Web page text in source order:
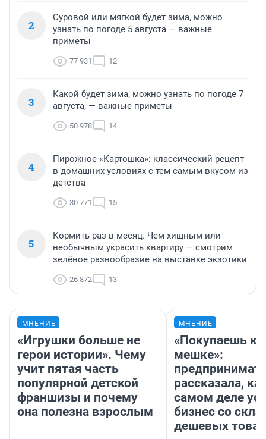
2
Суровой или мягкой будет зима, можно
узнать по погоде 5 августа — важные
приметы
77 931 12
3
Какой будет зима, можно узнать по погоде 7
августа, — важные приметы
50 978 14
4
Пирожное «Картошка»: классический рецепт
в домашних условиях с тем самым вкусом из
детства
30 771 15
5
Кормить раз в месяц. Чем хищным или
необычным украсить квартиру — смотрим
зелёное разнообразие на выставке экзотики
26 872 13
МНЕНИЕ
«Игрушки больше не
герои истории». Чему
учит пятая часть
популярной детской
франшизы и почему
она полезна взрослым
МНЕНИЕ
«Покупаешь
мешке»:
рассказала,
самом деле
бизнес со
дешевых